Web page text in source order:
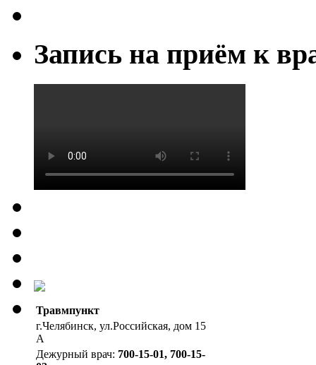
Запись на приём к
Травмпункт
г.Челябинск, ул.Российская, дом 15
А
Дежурный врач: 700-15-01, 700-15-